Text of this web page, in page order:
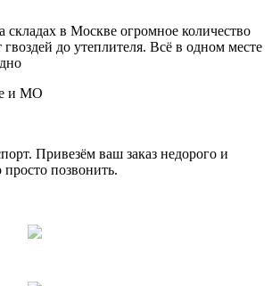
складах в Москве огромное количество
гвоздей до утеплителя. Всё в одном месте
и МО
Привезём ваш заказ недорого и
позвонить.